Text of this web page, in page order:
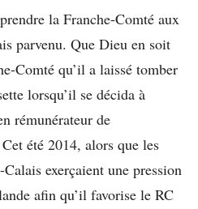
la Franche-Comté aux
parvenu. Que Dieu en soit
Comté qu’il a laissé tomber
lorsqu’il se décida à
rémunérateur de
été 2014, alors que les
exerçaient une pression
afin qu’il favorise le RC